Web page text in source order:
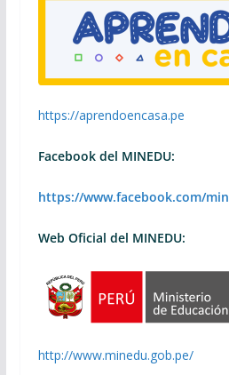
https://aprendoencasa.pe
Facebook del MINEDU:
https://www.facebook.com/
Web Oficial del MINEDU:
http://www.minedu.gob.pe/